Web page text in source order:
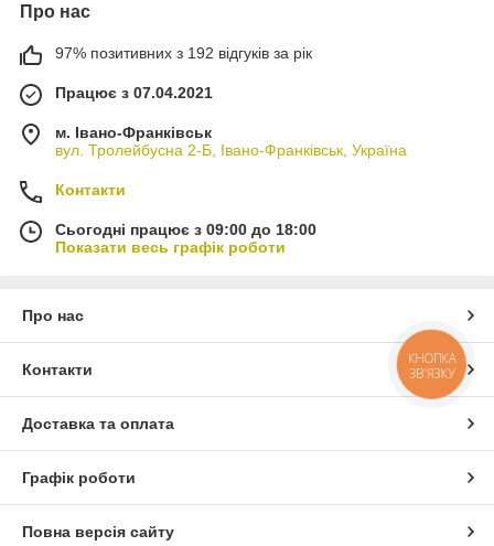
Про нас
97% позитивних з 192 відгуків за рік
Працює з 07.04.2021
м. Івано-Франківськ
вул. Тролейбусна 2-Б, Івано-Франківськ, Україна
Контакти
Сьогодні працює з 09:00 до 18:00
Показати весь графік роботи
Про нас
Контакти
Доставка та оплата
Графік роботи
Повна версія сайту
КНОПКА
ЗВ'ЯЗКУ